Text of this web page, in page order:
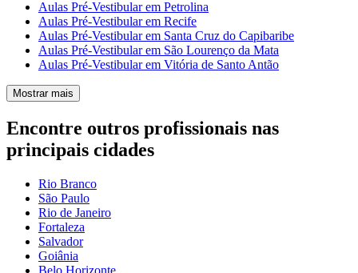
Aulas Pré-Vestibular em Petrolina
Aulas Pré-Vestibular em Recife
Aulas Pré-Vestibular em Santa Cruz do Capibaribe
Aulas Pré-Vestibular em São Lourenço da Mata
Aulas Pré-Vestibular em Vitória de Santo Antão
Mostrar mais
Encontre outros profissionais nas
principais cidades
Rio Branco
São Paulo
Rio de Janeiro
Fortaleza
Salvador
Goiânia